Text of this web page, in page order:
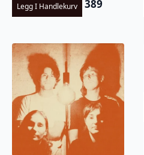
Legg I Handlekurv 389